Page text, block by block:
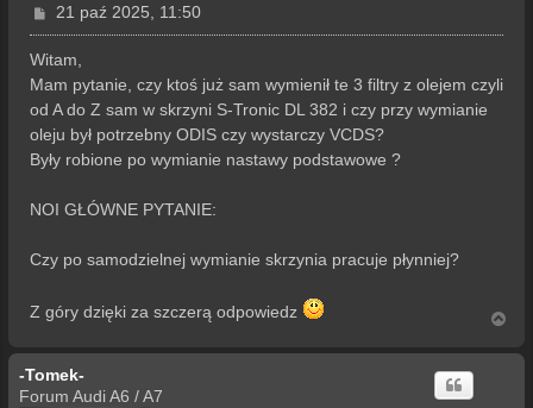
P
o
s
21 paź 2025, 11:50
Witam,
Mam pytanie, czy ktoś już sam wymienił te 3 filtry z olejem czyli
od A do Z sam w skrzyni S-Tronic DL 382 i czy przy wymianie
oleju był potrzebny ODIS czy wystarczy VCDS?
Były robione po wymianie nastawy podstawowe ?
NOI GŁÓWNE PYTANIE:
Czy po samodzielnej wymianie skrzynia pracuje płynniej?
Z góry dzięki za szczerą odpowiedz
g
-Tomek-
Forum Audi A6 / A7